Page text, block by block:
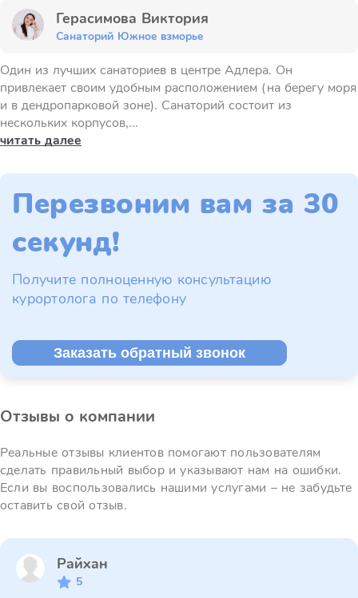
Герасимова Виктория
Санаторий Южное взморье
Один из лучших санаториев в центре Адлера. Он
привлекает своим удобным расположением (на берегу моря
и в дендропарковой зоне). Санаторий состоит из
нескольких корпусов,...
читать далее
Перезвоним вам за 30
секунд!
Получите полноценную консультацию
курортолога по телефону
Заказать обратный звонок
Отзывы о компании
Реальные отзывы клиентов помогают пользователям
сделать правильный выбор и указывают нам на ошибки.
Если вы воспользовались нашими услугами – не забудьте
оставить свой отзыв.
Райхан
5